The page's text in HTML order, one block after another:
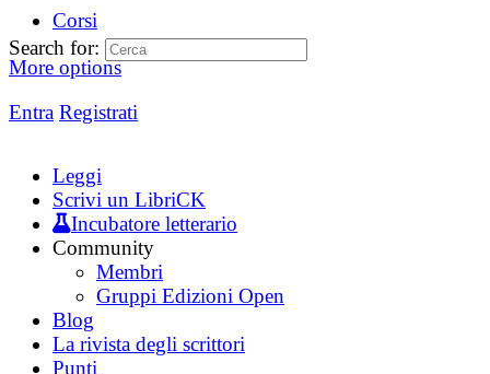
Corsi
More options
Entra Registrati
Search for:
Leggi
Scrivi un LibriCK
Incubatore letterario
Community
Membri
Gruppi Edizioni Open
Blog
La rivista degli scrittori
Punti